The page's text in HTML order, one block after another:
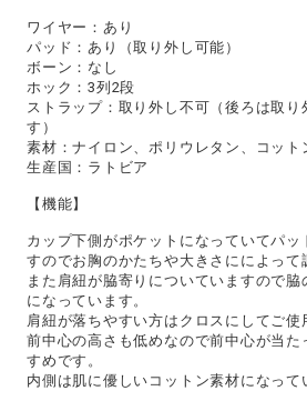
ワイヤー：あり
パッド：あり（取り外し可能）
ボーン：なし
ホック：3列2段
ストラップ：取り外し不可（後ろは取り
す）
素材：ナイロン、ポリウレタン、コット
生産国：ラトビア
【機能】
カップ下側がポケットになっていてパ
すのでお胸のかたちや大きさにによって
また肩紐が脇寄りについていますので脇
になっています。
肩紐が落ちやすい方はクロスにしてご使
前中心の高さも低めなので前中心が当た
すめです。
内側は肌に優しいコットン素材になって